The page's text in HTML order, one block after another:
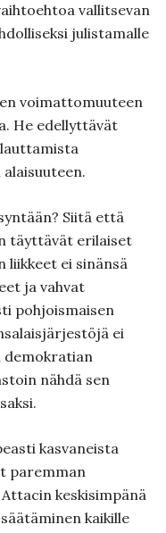
vallitsevan
julistamalle
voimattomuuteen
He edellyttävät
Siitä että
täyttävät erilaiset
liikkeet ei sinänsä
ja vahvat
pohjoismaisen
ei
demokratian
nähdä sen
kasvaneista
paremman
keskisimpänä
kaikille